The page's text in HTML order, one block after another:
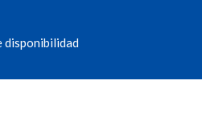
disponibilidad